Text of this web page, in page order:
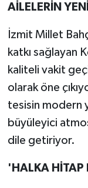
AİLELERİN
İzmit Millet
katkı sağlayan
kaliteli vakit
olarak öne
tesisin modern
büyüleyici
dile getiriyor.
'HALKA HİTAP